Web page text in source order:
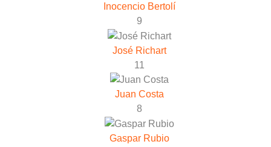
Inocencio Bertolí
9
José Richart
11
Juan Costa
8
Gaspar Rubio